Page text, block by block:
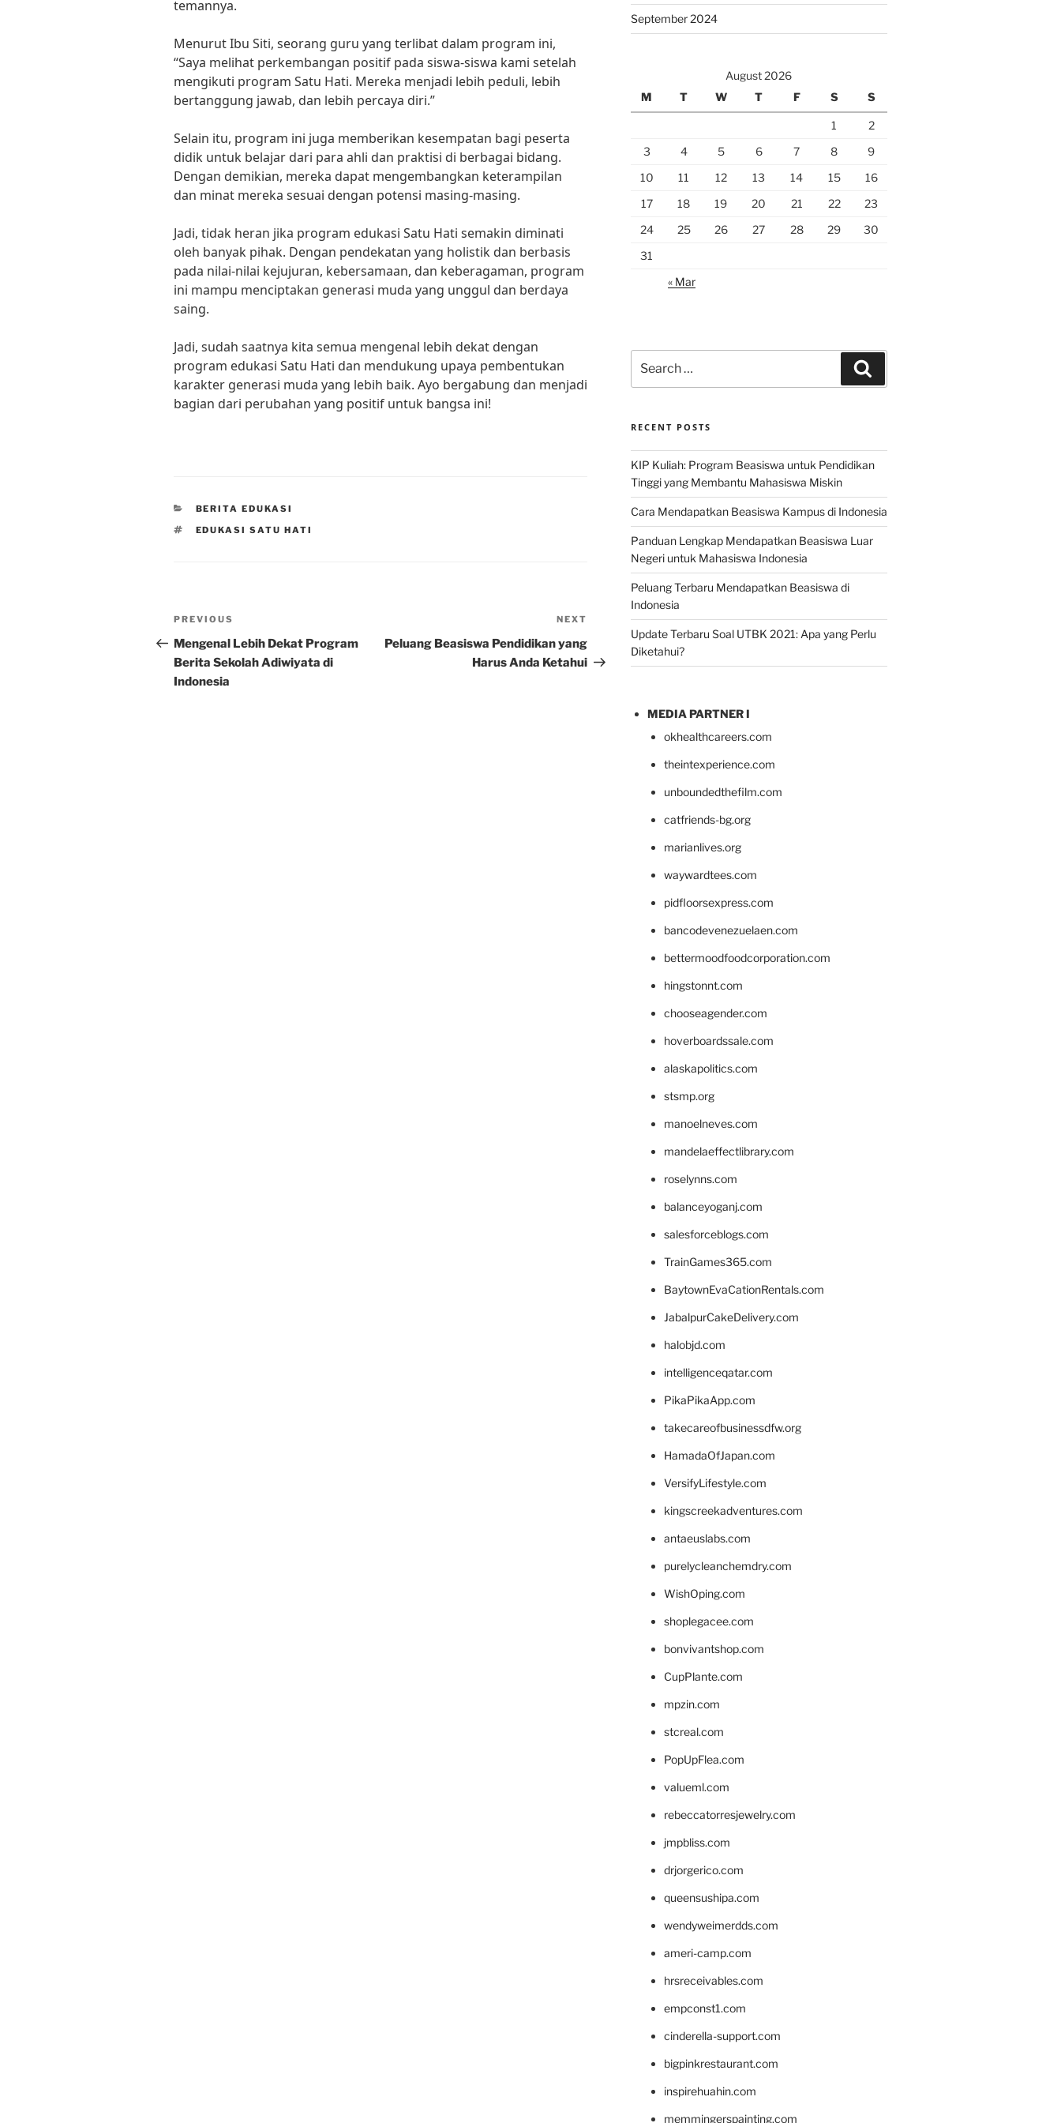
temannya.
Menurut Ibu Siti, seorang guru yang terlibat dalam program ini,
“Saya melihat perkembangan positif pada siswa-siswa kami setelah
mengikuti program Satu Hati. Mereka menjadi lebih peduli, lebih
bertanggung jawab, dan lebih percaya diri.”
Selain itu, program ini juga memberikan kesempatan bagi peserta
didik untuk belajar dari para ahli dan praktisi di berbagai bidang.
Dengan demikian, mereka dapat mengembangkan keterampilan
dan minat mereka sesuai dengan potensi masing-masing.
Jadi, tidak heran jika program edukasi Satu Hati semakin diminati
oleh banyak pihak. Dengan pendekatan yang holistik dan berbasis
pada nilai-nilai kejujuran, kebersamaan, dan keberagaman, program
ini mampu menciptakan generasi muda yang unggul dan berdaya
saing.
Jadi, sudah saatnya kita semua mengenal lebih dekat dengan
program edukasi Satu Hati dan mendukung upaya pembentukan
karakter generasi muda yang lebih baik. Ayo bergabung dan menjadi
bagian dari perubahan yang positif untuk bangsa ini!
CATEGORIES
BERITA EDUKASI
TAGS
EDUKASI SATU HATI
Post
navigation
Previous
Post
PREVIOUS
Mengenal Lebih Dekat Program
Berita Sekolah Adiwiyata di
Indonesia
Post
NEXT
Peluang Beasiswa Pendidikan yang
Harus Anda Ketahui
September 2024
August 2026
M
T W T F S S
1
2
3
4 5 6 7 8
9
10
11 12 13 14 15
16
17
18 19 20 21 22
23
24
25 26 27 28 29
30
31
« Mar
for:
RECENT POSTS
KIP Kuliah: Program Beasiswa untuk Pendidikan
Tinggi yang Membantu Mahasiswa Miskin
Cara Mendapatkan Beasiswa Kampus di Indonesia
Panduan Lengkap Mendapatkan Beasiswa Luar
Negeri untuk Mahasiswa Indonesia
Peluang Terbaru Mendapatkan Beasiswa di
Indonesia
Update Terbaru Soal UTBK 2021: Apa yang Perlu
Diketahui?
MEDIA PARTNER I
okhealthcareers.com
theintexperience.com
unboundedthefilm.com
catfriends-bg.org
marianlives.org
waywardtees.com
pidfloorsexpress.com
bancodevenezuelaen.com
bettermoodfoodcorporation.com
hingstonnt.com
chooseagender.com
hoverboardssale.com
alaskapolitics.com
stsmp.org
manoelneves.com
mandelaeffectlibrary.com
roselynns.com
balanceyoganj.com
salesforceblogs.com
TrainGames365.com
BaytownEvaCationRentals.com
JabalpurCakeDelivery.com
halobjd.com
intelligenceqatar.com
PikaPikaApp.com
takecareofbusinessdfw.org
HamadaOfJapan.com
VersifyLifestyle.com
kingscreekadventures.com
antaeuslabs.com
purelycleanchemdry.com
WishOping.com
shoplegacee.com
bonvivantshop.com
CupPlante.com
mpzin.com
stcreal.com
PopUpFlea.com
valueml.com
rebeccatorresjewelry.com
jmpbliss.com
drjorgerico.com
queensushipa.com
wendyweimerdds.com
ameri-camp.com
hrsreceivables.com
empconst1.com
cinderella-support.com
bigpinkrestaurant.com
inspirehuahin.com
memmingerspainting.com